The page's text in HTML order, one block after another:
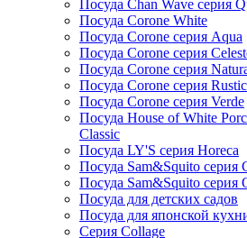
Посуда Chan Wave серия
Посуда Corone White
Посуда Corone серия Aqua
Посуда Corone серия
Посуда Corone серия
Посуда Corone серия
Посуда Corone серия Verde
Посуда House of White
Classic
Посуда LY'S серия Horeca
Посуда Sam&Squito серия
Посуда Sam&Squito серия
Посуда для детских садов
Посуда для японской
Серия Collage